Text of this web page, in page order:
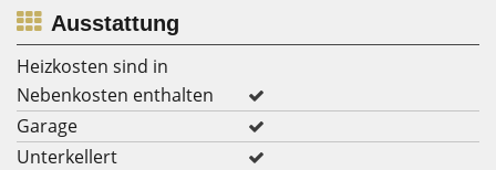
Ausstattung
Heizkosten sind in
Nebenkosten enthalten
Garage
Unterkellert